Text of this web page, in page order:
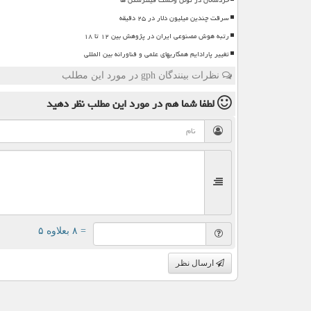
سرقت چندین میلیون دلار در ۲۵ دقیقه
رتبه هوش مصنوعی ایران در پژوهش بین ۱۲ تا ۱۸
تغییر پارادایم همکاریهای علمی و فناورانه بین المللی
نظرات بینندگان gph در مورد این مطلب
لطفا شما همدر مورد این مطلبنظر دهید
= ۸ بعلاوه ۵
ارسال نظر